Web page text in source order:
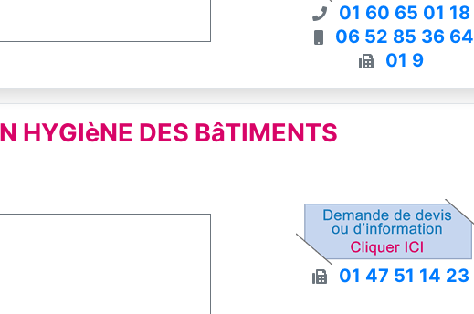
01 60 65 01 18
06 52 85 36 64
01 9
HYGIèNE DES BâTIMENTS
01 47 51 14 23